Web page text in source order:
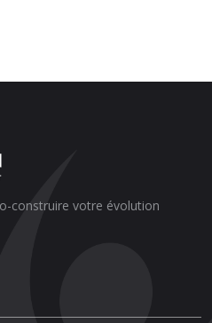
construire votre évolution